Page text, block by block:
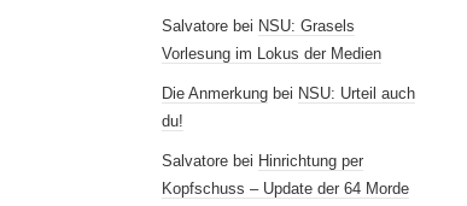
Salvatore bei NSU: Grasels
Vorlesung im Lokus der Medien
Die Anmerkung bei NSU: Urteil auch
du!
Salvatore bei Hinrichtung per
Kopfschuss – Update der 64 Morde